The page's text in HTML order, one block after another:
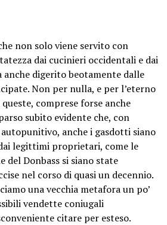
non solo viene servito con
dai cucinieri occidentali e dai
anche digerito beotamente dalle
Non per nulla, e per l’eterno
comprese forse anche
subito evidente che, con
anche i gasdotti siano
legittimi proprietari, come le
del Donbass si siano state
nel corso di quasi un decennio.
una vecchia metafora un po’
vendette coniugali
citare per esteso.